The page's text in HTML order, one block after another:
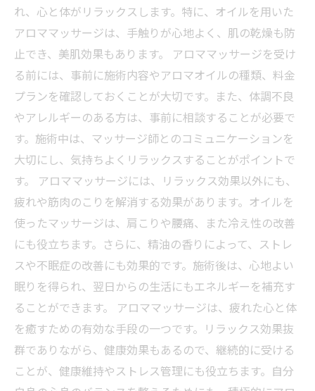
れ、心と体がリラックスします。特に、オイルを用いた
アロママッサージは、手触りが心地よく、肌の乾燥も防
止でき、美肌効果もあります。 アロママッサージを受け
る前には、事前に施術内容やアロマオイルの種類、料金
プランを確認しておくことが大切です。また、体調不良
やアレルギーのある方は、事前に相談することが必要で
す。施術中は、マッサージ師とのコミュニケーションを
大切にし、気持ちよくリラックスすることがポイントで
す。 アロママッサージには、リラックス効果以外にも、
疲れや筋肉のこりを解消する効果があります。オイルを
使ったマッサージは、肩こりや腰痛、また冷え性の改善
にも役立ちます。さらに、精油の香りによって、ストレ
スや不眠症の改善にも効果的です。施術後は、心地よい
眠りを得られ、翌日からの生活にもエネルギーを補充す
ることができます。 アロママッサージは、疲れた心と体
を癒すための有効な手段の一つです。リラックス効果抜
群でありながら、健康効果もあるので、継続的に受ける
ことが、健康維持やストレス管理にも役立ちます。自分